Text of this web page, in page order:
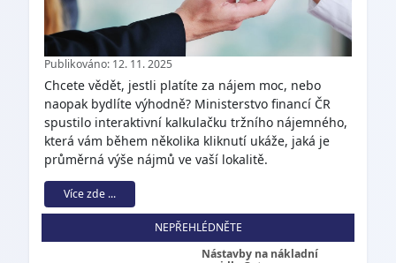
Publikováno: 12. 11. 2025
Chcete vědět, jestli platíte za nájem moc, nebo
naopak bydlíte výhodně? Ministerstvo financí ČR
spustilo interaktivní kalkulačku tržního nájemného,
která vám během několika kliknutí ukáže, jaká je
průměrná výše nájmů ve vaší lokalitě.
Více zde ...
NEPŘEHLÉDNĚTE
Nástavby na nákladní